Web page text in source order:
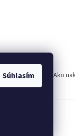
Súhlasím
od zmluvy Ako